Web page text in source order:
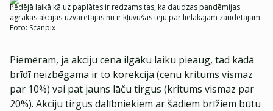
Pēdējā laikā kā uz paplātes ir redzams tas, ka daudzas pandēmijas
agrākās akcijas-uzvarētājas nu ir kļuvušas teju par lielākajām zaudētājām.
Foto: Scanpix
Piemēram, ja akciju cena ilgāku laiku pieaug, tad kādā
brīdī neizbēgama ir to korekcija (cenu kritums vismaz
par 10%) vai pat jauns lāču tirgus (kritums vismaz par
20%). Akciju tirgus dalībniekiem ar šādiem brīžiem būtu